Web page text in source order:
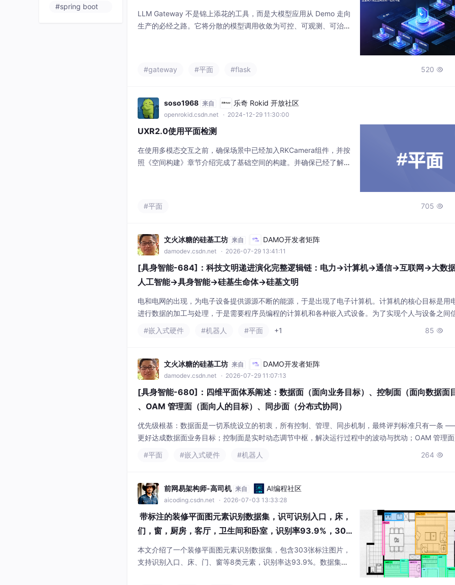
#spring boot
LLM Gateway 不是锦上添花的工具，而是大模型应用从 Demo 走向
生产的必经之路。它将分散的模型调用收敛为可控、可观测、可治理
#gateway
#平面 #flask 520 
soso1968 来自 乐奇 Rokid 开放社区
openrokid.csdn.net · 2024-12-29 11:30:00
UXR2.0使用平面检测
在使用多模态交互之前，确保场景中已经加入RKCamera组件，并按
照《空间构建》章节介绍完成了基础空间的构建。并确保已经了解如
#平面 705 
文火冰糖的硅基工坊 来自 DAMO开发者矩阵
damodev.csdn.net · 2026-07-29 13:41:11
[具身智能-684]：科技文明递进演化完整逻辑链：电力→计算机→通信→互联网→大数
人工智能→具身智能→硅基生命体→硅基文明
电和电网的出现，为电子设备提供源源不断的能源，于是出现了电子计算机。计算机的核心目标是用
进行数据的加工与处理，于是需要程序员编程的计算机和各种嵌入式设备。为了实现个人与设备之间
输和搬移的需求，于是有了通信系统，包括有线与无线，固定与移动通信网。通信网实现了没有时间
#嵌入式硬件 #机器人 #平面 +1 85 
文火冰糖的硅基工坊 来自 DAMO开发者矩阵
damodev.csdn.net · 2026-07-29 11:07:13
[具身智能-680]：四维平面体系阐述：数据面（面向业务目标）、控制面（面向数据面
、OAM 管理面（面向人的目标）、同步面（分布式协同）
优先级根基：数据面是一切系统设立的初衷，所有控制、管理、同步机制，最终评判标准只有一条
更好达成数据面业务目标；控制面是实时动态调节中枢，解决运行过程中的波动与扰动；OAM 管理
人组织的接口层，处理配置、运维、长期风险管理，不参与实时业务闭环；同步面仅在多单元分布式
#平面 #嵌入式硬件 #机器人 264 
前网易架构师-高司机 来自 AI编程社区
aicoding.csdn.net · 2026-07-03 13:33:28
​ 带标注的装修平面图元素识别数据集，识可识别入口，床，
们，窗，厨房，客厅，卫生间和卧室，识别率93.9%，303
张图，支持yolo，coco json，voc xml
本文介绍了一个装修平面图元素识别数据集，包含303张标注图片，
支持识别入口、床、门、窗等8类元素，识别率达93.9%。数据集提